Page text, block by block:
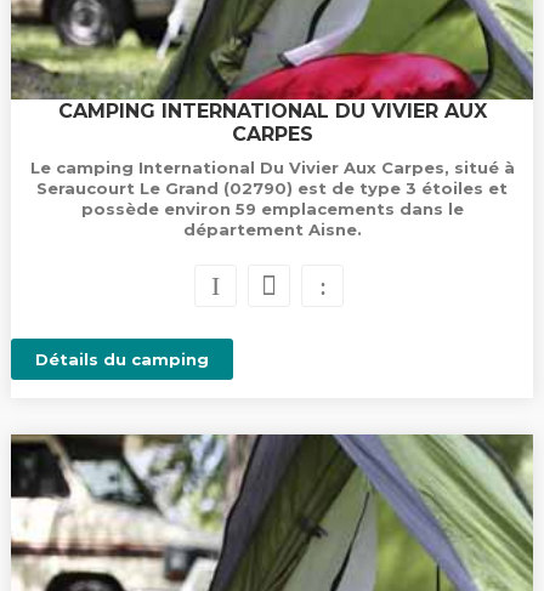
CAMPING INTERNATIONAL DU VIVIER AUX
CARPES
Le camping International Du Vivier Aux Carpes, situé à
Seraucourt Le Grand (02790) est de type 3 étoiles et
possède environ 59 emplacements dans le
département Aisne.
Détails du camping